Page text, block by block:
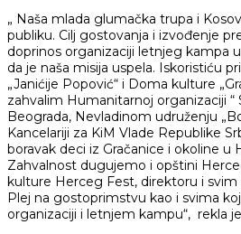
„ Naša mlada glumačka trupa i
publiku. Cilj gostovanja i izvođenje
doprinos organizaciji letnjeg kampa
da je naša misija uspela. Iskoristiću
„Janićije Popović“ i Doma kulture
zahvalim Humanitarnoj organizaciji “
Beograda, Nevladinom udruženju
Kancelariji za KiM Vlade Republike
boravak deci iz Gračanice i okoline u
Zahvalnost dugujemo i opštini
kulture Herceg Fest, direktoru i
Plej na gostoprimstvu kao i svima
organizaciji i letnjem kampu“, rekla